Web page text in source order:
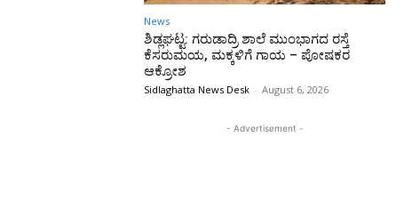
News
ಶಿಡ್ಲಘಟ್ಟ: ಗರುಡಾದ್ರಿ ಶಾಲೆ ಮುಂಭಾಗದ ರಸ್ತೆ
ಕೆಸರುಮಯ, ಮಕ್ಕಳಿಗೆ ಗಾಯ – ಪೋಷಕರ
ಆಕ್ರೋಶ
Sidlaghatta News Desk - August 6, 2026
- Advertisement -